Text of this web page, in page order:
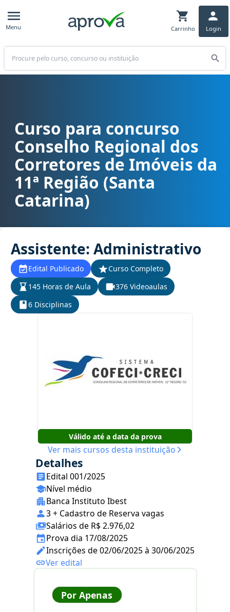
Menu Carrinho Login
Buscar
Curso para concurso CRECI 11 (SC) - Conselho Regional dos
Curso para concurso
Conselho Regional dos
Corretores de Imóveis da
11ª Região (Santa
Catarina)
Assistente: Administrativo
Edital Publicado
Curso Completo
145 Horas de Aula
376 Videoaulas
6 Disciplinas
Válido até a data da prova
Ver mais cursos desta instituição
Detalhes
Edital 001/2025
Nível médio
Banca Instituto Ibest
3 + Cadastro de Reserva vagas
Salários de R$ 2.976,02
Prova dia 17/08/2025
Inscrições de 02/06/2025 à 30/06/2025
Ver edital
Por Apenas